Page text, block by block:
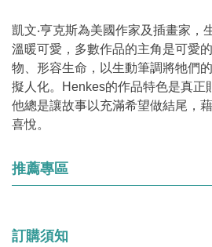
凱文‧亨克斯為美國作家及插畫家，
溫暖可愛，多數作品的主角是可愛
物、形容生命，以生動筆調將牠們
擬人化。Henkes的作品特色是真正
他總是讓故事以充滿希望做結尾，
喜悅。
推薦專區
訂購須知